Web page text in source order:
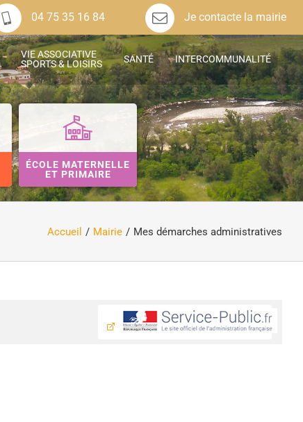
04 75 35 16 84 Je contacte la mairie
VIE ASSOCIATIVE
SPORTS & LOISIRS
SANTÉ INTERCOMMUNALITÉ
ÉCOLE MATERNELLE
ET PRIMAIRE
Accueil Mairie Mes démarches administratives